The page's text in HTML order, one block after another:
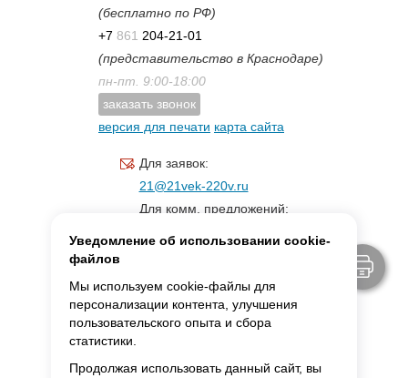
(бесплатно по РФ)
+7 861 204-21-01
(представительство в Краснодаре)
пн-пт. 9:00-18:00
заказать звонок
версия для печати карта сайта
Для заявок:
21@21vek-220v.ru
Для комм. предложений:
Уведомление об использовании cookie-
файлов
Мы используем cookie-файлы для
персонализации контента, улучшения
пользовательского опыта и сбора
статистики.
Продолжая использовать данный сайт, вы